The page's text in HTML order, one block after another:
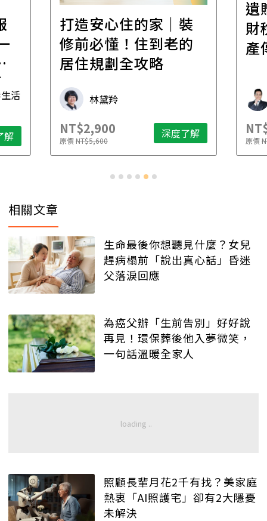
活
解
打造安心住的家｜裝
修前必懂！住到老的
居住規劃全攻略
林黛羚
NT$2,900
原價NT$5,600 深度了解
遺
財
產
原價
相關文章
生命最後你想聽見什麼？女兒
趕病榻前「說出真心話」昏迷
父落淚回應
為癌父辦「生前告別」好好說
再見！環保葬後他入夢微笑，
一句話溫暖全家人
照顧長輩月花2千有找？美家庭
熱衷「AI照護宅」卻有2大隱憂
未解決